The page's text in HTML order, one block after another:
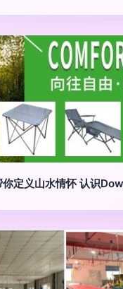
你定义山水情怀 认识